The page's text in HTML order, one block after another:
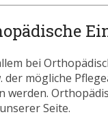
bei
der mögliche
werden.
Seite.